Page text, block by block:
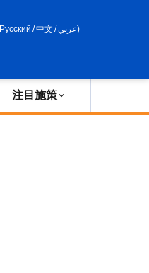
Русский /中文 /عربي)
注目施策